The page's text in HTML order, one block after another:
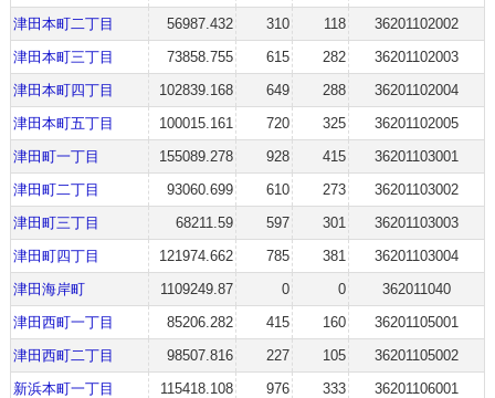
津田本町二丁目
56987.432 310 118
36201102002
津田本町三丁目
73858.755 615 282
36201102003
津田本町四丁目
102839.168 649 288
36201102004
津田本町五丁目
100015.161 720 325
36201102005
津田町一丁目
155089.278 928 415
36201103001
津田町二丁目
93060.699 610 273
36201103002
津田町三丁目
68211.59 597 301
36201103003
津田町四丁目
121974.662 785 381
36201103004
津田海岸町
1109249.87 0 0
362011040
津田西町一丁目
85206.282 415 160
36201105001
津田西町二丁目
98507.816 227 105
36201105002
新浜本町一丁目
115418.108 976 333
36201106001